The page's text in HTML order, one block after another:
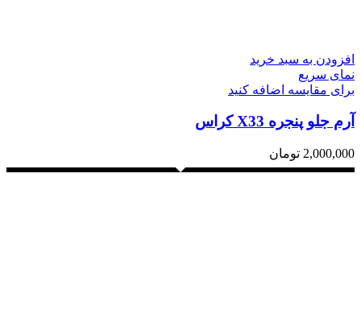
افزودن به سبد خرید
نمای سریع
برای مقایسه اضافه کنید
آرم جلو پنجره X33 کراس
2,000,000 تومان